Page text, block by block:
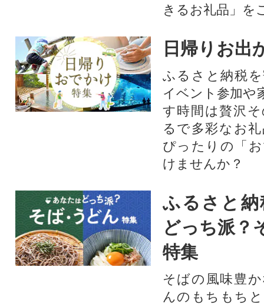
きるお礼品」を
日帰りお出
ふるさと納税
イベント参加や
す時間は贅沢
るで多彩なお
ぴったりの「
けませんか？
ふるさと
どっち派？
特集
そばの風味豊
んのもちもち